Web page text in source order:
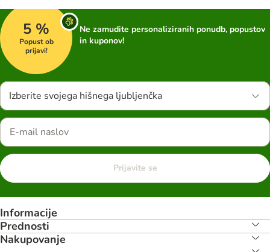
5 %
Popust ob
prijavi!
Ne zamudite personaliziranih ponudb, popustov
in kuponov!
Izberite svojega hišnega ljubljenčka
Prijavite se
Informacije
Prednosti
Nakupovanje